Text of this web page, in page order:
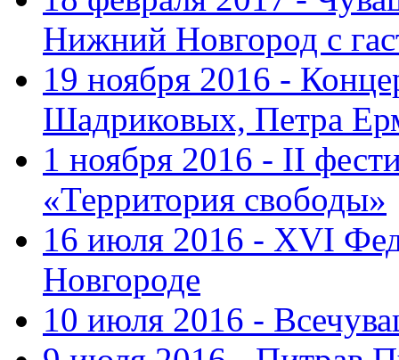
Нижний Новгород с
19 ноября 2016 -
Шадриковых, Петра
1 ноября 2016 - II
«Территория свободы»
16 июля 2016 - XVI
Новгороде
10 июля 2016 -